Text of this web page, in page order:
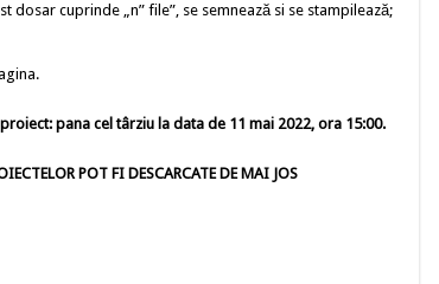
cuprinde „n” file”, se semnează si se stampilează;
pana cel târziu la data de 11 mai 2022, ora 15:00.
POT FI DESCARCATE DE MAI JOS